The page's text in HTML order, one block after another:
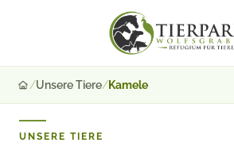
Startseite
/Unsere Tiere/Kamele
UNSERE TIERE